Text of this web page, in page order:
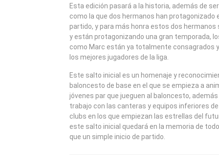
Esta edición pasará a la historia, además de
como la que dos hermanos han protagonizado
partido, y para más honra estos dos hermanos
y están protagonizando una gran temporada,
como Marc están ya totalmente consagrados
los mejores jugadores de la liga.
Este salto inicial es un homenaje y
baloncesto de base en el que se empieza a
jóvenes par que jueguen al baloncesto,
trabajo con las canteras y equipos inferiores
clubs en los que empiezan las estrellas del
este salto inicial quedará en la memoria de
que un simple inicio de partido.